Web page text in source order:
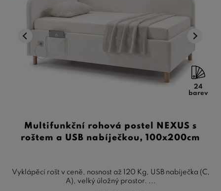
24
barev
Multifunkční rohová postel NEXUS s
roštem a USB nabíječkou, 100x200cm
Vyklápěcí rošt v ceně, nosnost až 120 Kg, USB nabíječka (C,
A), velký úložný prostor. ...